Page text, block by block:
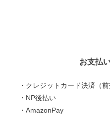
お支払
・クレジットカード決済（前
・NP後払い
・AmazonPay